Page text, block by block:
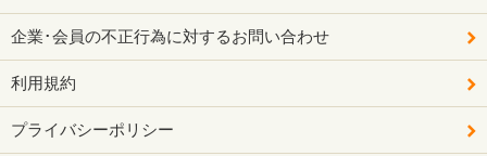
企業･会員の不正行為に対するお問い合わせ
利用規約
プライバシーポリシー